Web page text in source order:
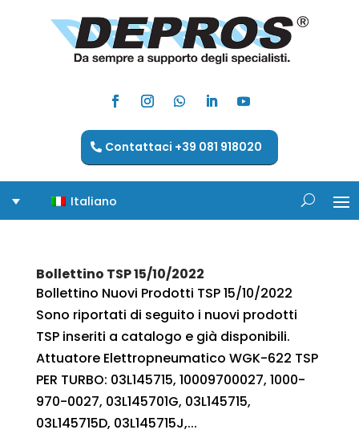
Contattaci +39 081 918020
Italiano
Bollettino TSP 15/10/2022
Bollettino Nuovi Prodotti TSP 15/10/2022
Sono riportati di seguito i nuovi prodotti
TSP inseriti a catalogo e già disponibili.
Attuatore Elettropneumatico WGK-622 TSP
PER TURBO: 03L145715, 10009700027, 1000-
970-0027, 03L145701G, 03L145715,
03L145715D, 03L145715J,...